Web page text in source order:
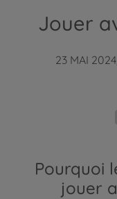
Jouer
23 MAI
Pourquoi
jouer